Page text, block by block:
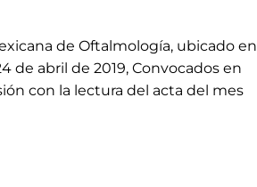
de Oftalmología, ubicado en
de abril de 2019, Convocados en
con la lectura del acta del mes